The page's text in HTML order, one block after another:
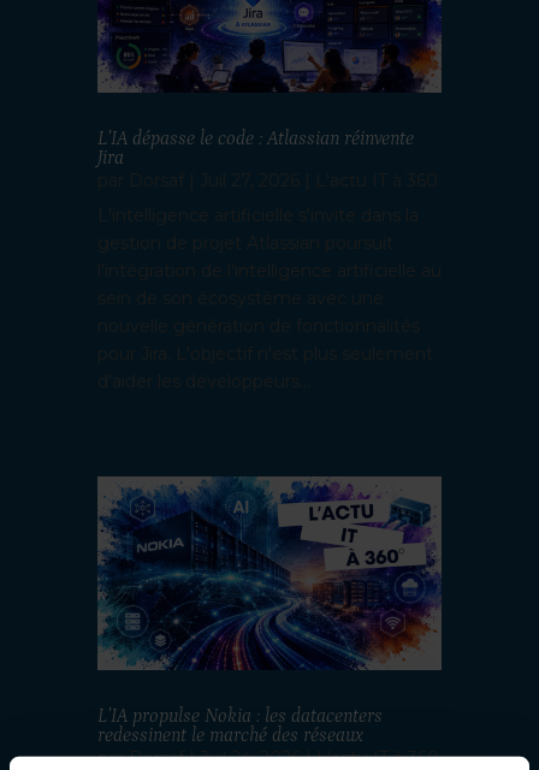
L’IA dépasse le code : Atlassian réinvente
Jira
L’IA propulse Nokia : les datacenters
redessinent le marché des réseaux
parDorsaf|Juil 24, 2026|L'actu IT à 360